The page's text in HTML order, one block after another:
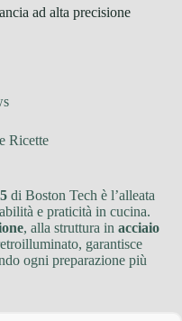
ad alta precisione
Ricette
di Boston Tech è l’alleata
e praticità in cucina.
, alla struttura in acciaio
garantisce
ogni preparazione più